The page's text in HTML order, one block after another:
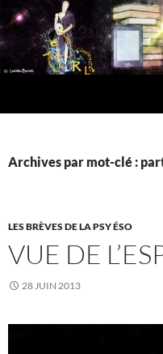
Aller
au
contenu
Archives par mot-clé :
LES BRÈVES DE LA PSY ÉSO
VUE DE
28 JUIN 2013